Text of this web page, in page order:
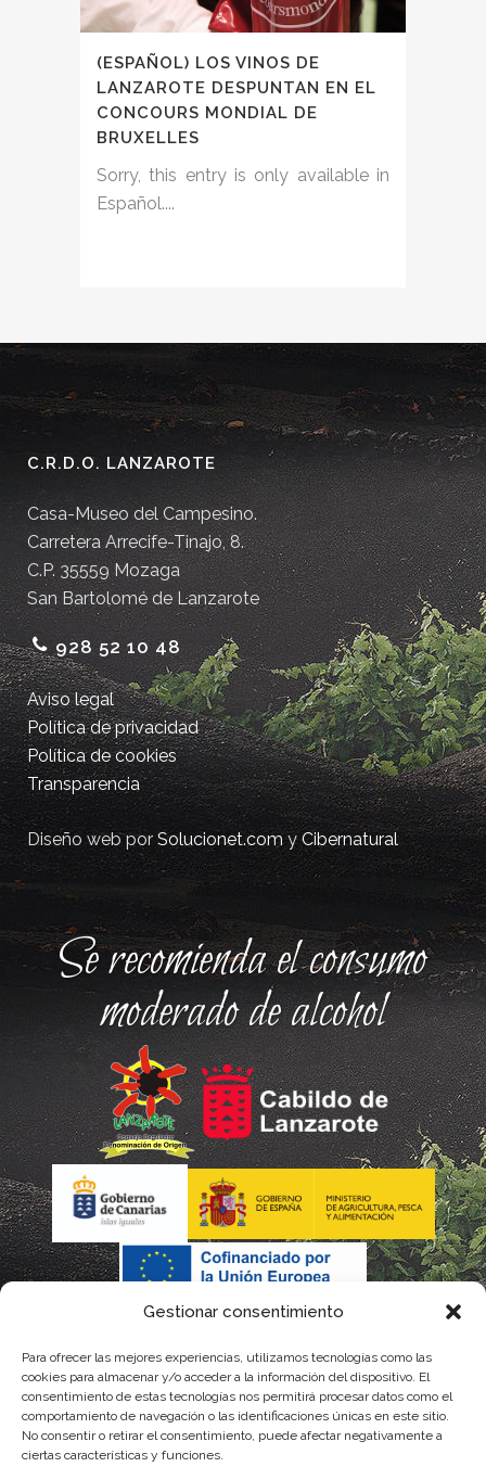
Gestionar consentimiento
Para ofrecer las mejores experiencias, utilizamos tecnologías como las
cookies para almacenar y/o acceder a la información del dispositivo. El
consentimiento de estas tecnologías nos permitirá procesar datos como el
comportamiento de navegación o las identificaciones únicas en este sitio.
No consentir o retirar el consentimiento, puede afectar negativamente a
ciertas características y funciones.
(ESPAÑOL) LOS VINOS DE
LANZAROTE DESPUNTAN EN EL
CONCOURS MONDIAL DE
BRUXELLES
Sorry, this entry is only available in
Español....
C.R.D.O. LANZAROTE
Casa-Museo del Campesino.
Carretera Arrecife-Tinajo, 8.
C.P. 35559 Mozaga
San Bartolomé de Lanzarote
928 52 10 48
Aviso legal
Política de privacidad
Política de cookies
Transparencia
Diseño web porSolucionet.comyCibernatural
Se recomienda el consumo
moderado de alcohol
La gestión de la DOP Lanzarote realizada por este Consejo Regulador es financiada,